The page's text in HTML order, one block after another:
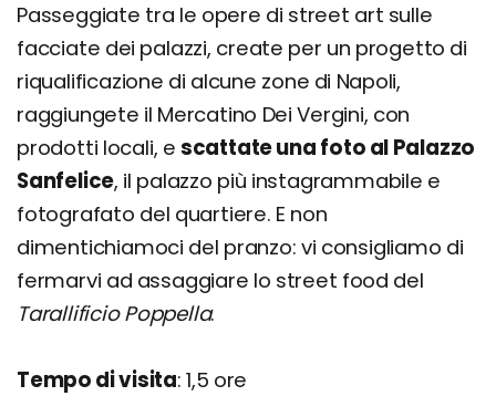
Passeggiate tra le opere di street art sulle
facciate dei palazzi, create per un progetto di
riqualificazione di alcune zone di Napoli,
raggiungete il Mercatino Dei Vergini, con
prodotti locali, e scattate una foto al Palazzo
Sanfelice, il palazzo più instagrammabile e
fotografato del quartiere. E non
dimentichiamoci del pranzo: vi consigliamo di
fermarvi ad assaggiare lo street food del
Tarallificio Poppella.
Tempo di visita: 1,5 ore